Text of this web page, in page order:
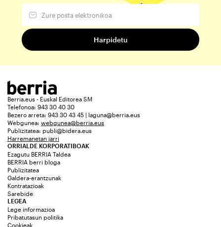
Berria.eus - Euskal Editorea SM
Telefonoa: 943 30 40 30
Bezero arreta: 943 30 43 45 | laguna@berria.eus
Webgunea: webgunea@berria.eus
Publizitatea: publi@bidera.eus
Harremanetan jarri
ORRIALDE KORPORATIBOAK
Ezagutu BERRIA Taldea
BERRIA berri bloga
Publizitatea
Galdera-erantzunak
Kontratazioak
Sarebide
LEGEA
Lege informazioa
Pribatutasun politika
Cookieak